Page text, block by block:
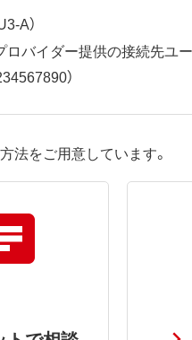
A）
バイダー提供の接続先ユ
）
法をご用意しています。